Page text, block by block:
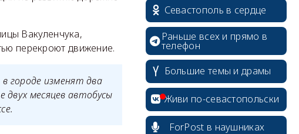
Вакуленчука,
перекроют движение.
городе изменят два
месяцев автобусы
Севастополь в сердце
Раньше всех и прямо в
телефон
Большие темы и драмы
Живи по-севастопольски
ForPost в наушниках